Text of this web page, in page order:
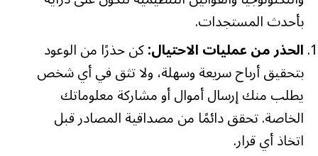
بأحدث المستجدات.
الحذر من عمليات الاحتيال:كن حذرًا من الوعود
بتحقيق أرباح سريعة وسهلة، ولا تثق في أي شخص
يطلب منك إرسال أموال أو مشاركة معلوماتك
الخاصة. تحقق دائمًا من مصداقية المصادر قبل
اتخاذ أي قرار.